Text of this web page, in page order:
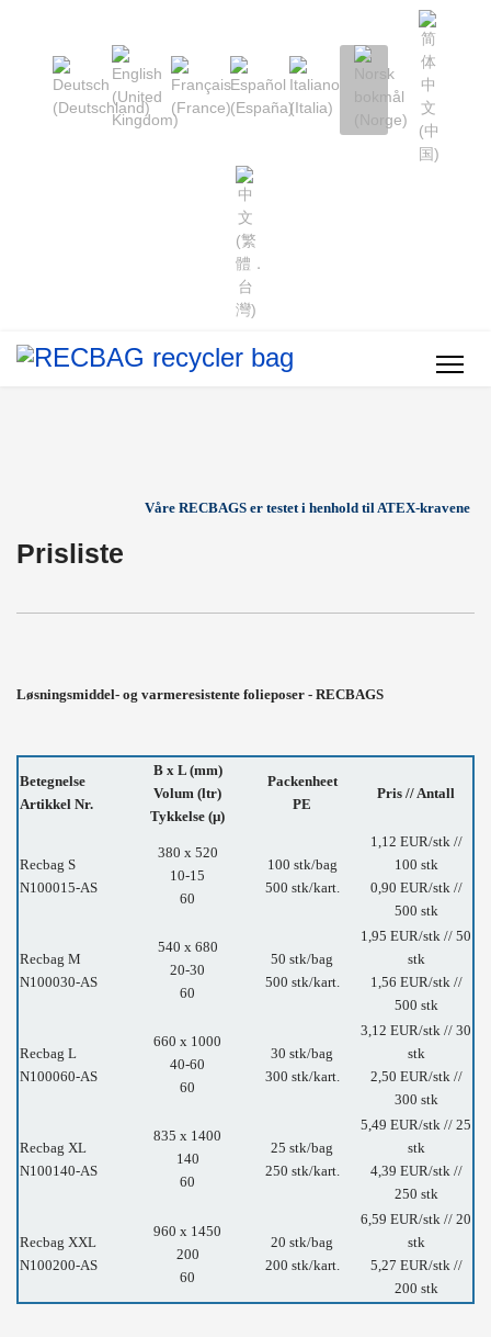
Våre RECBAGS er testet i henhold til ATEX-kravene
Prisliste
Løsningsmiddel- og varmeresistente folieposer - RECBAGS
Betegnelse
Artikkel Nr.
B x L (mm)
Volum (ltr)
Tykkelse (µ)
Packenheet
PE
Pris // Antall
Recbag S
N100015-AS
380 x 520
10-15
60
100 stk/bag
500 stk/kart.
1,12 EUR/stk //
100 stk
0,90 EUR/stk //
500 stk
Recbag M
N100030-AS
540 x 680
20-30
60
50 stk/bag
500 stk/kart.
1,95 EUR/stk // 50
stk
1,56 EUR/stk //
500 stk
Recbag L
N100060-AS
660 x 1000
40-60
60
30 stk/bag
300 stk/kart.
3,12 EUR/stk // 30
stk
2,50 EUR/stk //
300 stk
Recbag XL
N100140-AS
835 x 1400
140
60
25 stk/bag
250 stk/kart.
5,49 EUR/stk // 25
stk
4,39 EUR/stk //
250 stk
Recbag XXL
N100200-AS
960 x 1450
200
60
20 stk/bag
200 stk/kart.
6,59 EUR/stk // 20
stk
5,27 EUR/stk //
200 stk